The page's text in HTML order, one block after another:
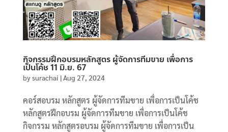
กิจกรรมฝึกอบรมหลักสูตร ผู้จัดการทีมขาย เพื่อการ
เป็นโค้ช 11 มิ.ย. 67
bysurachai |Aug 27, 2024
คอร์สอบรม หลักสูตร ผู้จัดการทีมขาย เพื่อการเป็นโค้ช
หลักสูตรฝึกอบรม ผู้จัดการทีมขาย เพื่อการเป็นโค้ช
กิจกรรม หลักสูตรอบรม ผู้จัดการทีมขาย เพื่อการเป็น